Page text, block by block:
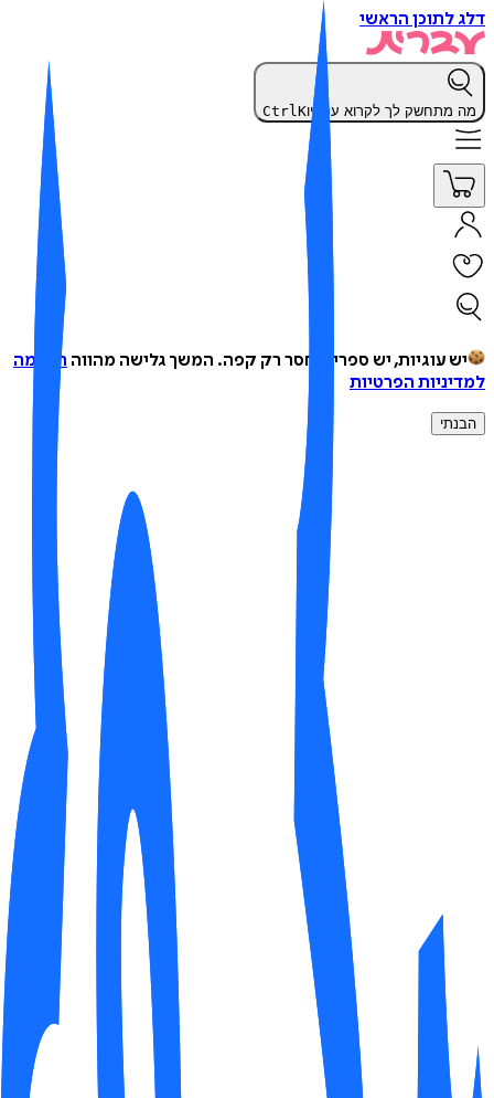
לתוכן הראשי
מתחשק לך לקרוא עכשיו Ctrl K
יש עוגיות, יש ספרים, חסר רק קפה.המשך גלישה מהווההסכמה
הפרטיות